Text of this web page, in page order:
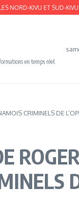
KIVU ET SUD-KIVU SONT
en temps réel.
CRIMINELS DE